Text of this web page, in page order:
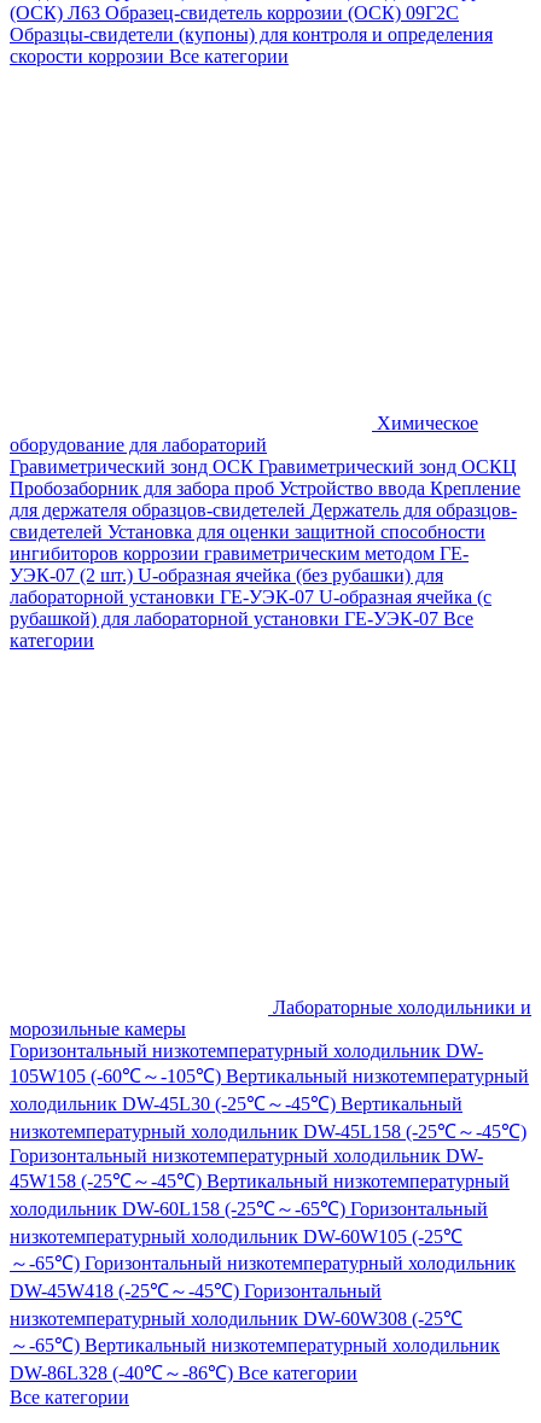
(ОСК) Л63 Образец-свидетель коррозии (ОСК) 09Г2С
Образцы-свидетели (купоны) для контроля и определения
скорости коррозии Все категории
Химическое
оборудование для лабораторий
Гравиметрический зонд ОСК Гравиметрический зонд ОСКЦ
Пробозаборник для забора проб Устройство ввода Крепление
для держателя образцов-свидетелей Держатель для образцов-
свидетелей Установка для оценки защитной способности
ингибиторов коррозии гравиметрическим методом ГЕ-
УЭК-07 (2 шт.) U-образная ячейка (без рубашки) для
лабораторной установки ГЕ-УЭК-07 U-образная ячейка (с
рубашкой) для лабораторной установки ГЕ-УЭК-07 Все
категории
Лабораторные холодильники и
морозильные камеры
Горизонтальный низкотемпературный холодильник DW-
105W105 (-60℃～-105℃) Вертикальный низкотемпературный
холодильник DW-45L30 (-25℃～-45℃) Вертикальный
низкотемпературный холодильник DW-45L158 (-25℃～-45℃)
Горизонтальный низкотемпературный холодильник DW-
45W158 (-25℃～-45℃) Вертикальный низкотемпературный
холодильник DW-60L158 (-25℃～-65℃) Горизонтальный
низкотемпературный холодильник DW-60W105 (-25℃
～-65℃) Горизонтальный низкотемпературный холодильник
DW-45W418 (-25℃～-45℃) Горизонтальный
низкотемпературный холодильник DW-60W308 (-25℃
～-65℃) Вертикальный низкотемпературный холодильник
DW-86L328 (-40℃～-86℃) Все категории
Все категории